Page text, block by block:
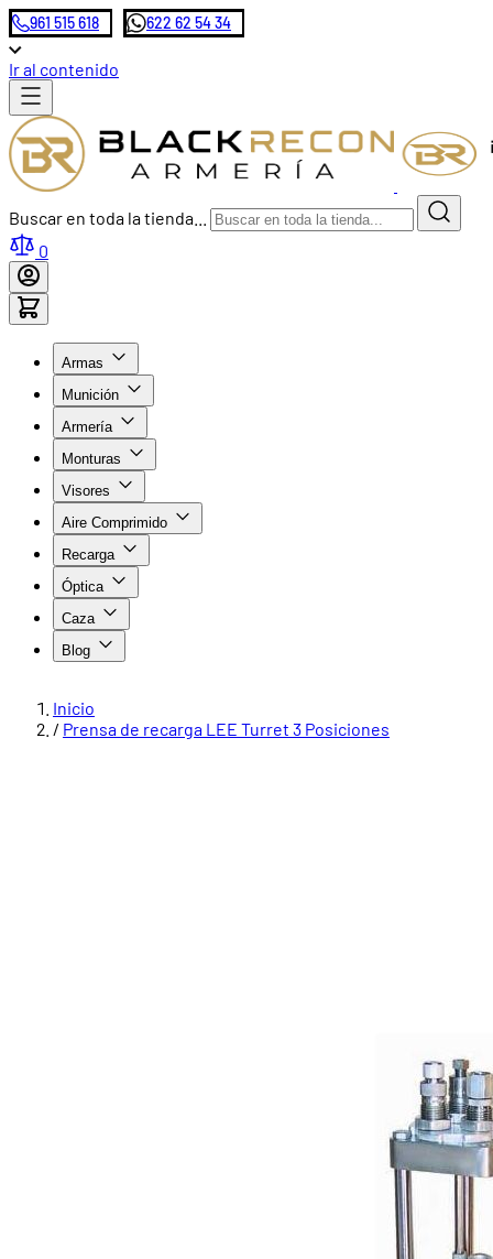
961 515 618 622 62 54 34
Ir al contenido
Buscar en toda la tienda...
0
Armas
Munición
Armería
Monturas
Visores
Aire Comprimido
Recarga
Óptica
Caza
Blog
Inicio
/ Prensa de recarga LEE Turret 3 Posiciones